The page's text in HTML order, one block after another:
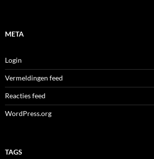
META
Login
Vermeldingen feed
Reacties feed
WordPress.org
TAGS